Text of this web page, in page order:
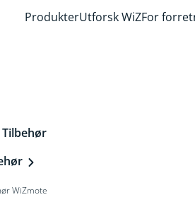
ProdukterUtforsk WiZFor
Tilbehør
WiZmote